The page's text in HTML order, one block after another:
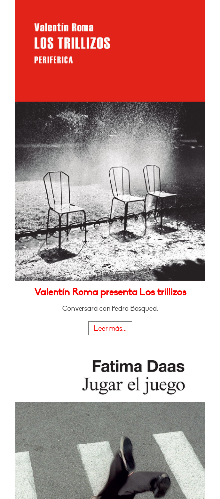
Valentín Roma presenta Los trillizos
Conversará con Pedro Bosqued.
Leer más...